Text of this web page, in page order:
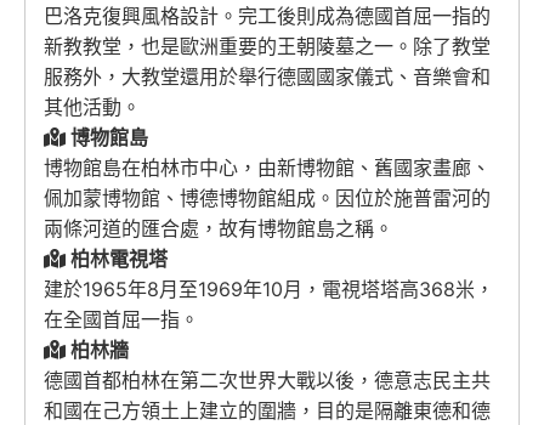
巴洛克復興風格設計。完工後則成為德國首屈一指的
新教教堂，也是歐洲重要的王朝陵墓之一。除了教堂
服務外，大教堂還用於舉行德國國家儀式、音樂會和
其他活動。
博物館島
博物館島在柏林市中心，由新博物館、舊國家畫廊、
佩加蒙博物館、博德博物館組成。因位於施普雷河的
兩條河道的匯合處，故有博物館島之稱。
柏林電視塔
建於1965年8月至1969年10月，電視塔塔高368米，
在全國首屈一指。
柏林牆
德國首都柏林在第二次世界大戰以後，德意志民主共
和國在己方領土上建立的圍牆，目的是隔離東德和德